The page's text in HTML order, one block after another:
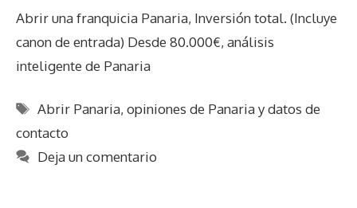
Abrir una franquicia Panaria, Inversión total. (Incluye
canon de entrada) Desde 80.000€, análisis
inteligente de Panaria
Etiquetas
Abrir Panaria,opiniones de Panaria y datos de
contacto
Deja un comentario